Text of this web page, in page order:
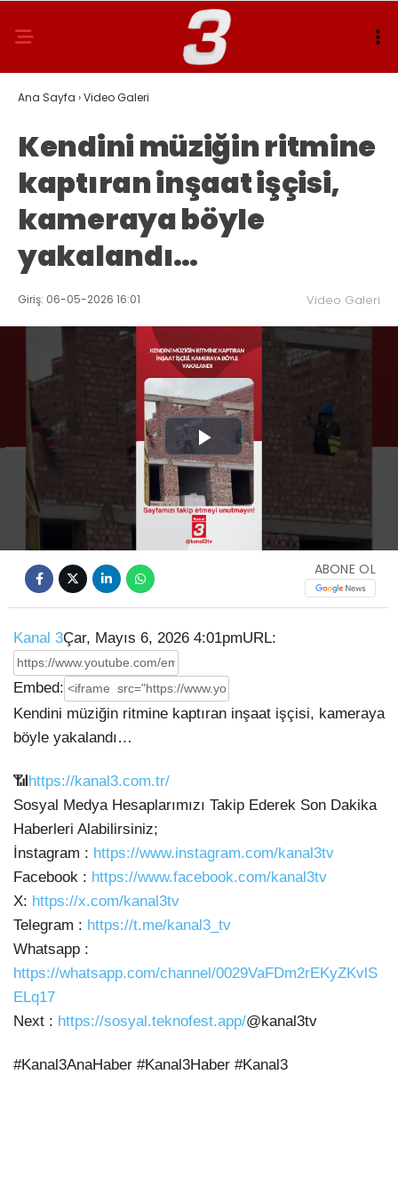
Ana Sayfa ›Video Galeri
Kendini müziğin ritmine
kaptıran inşaat işçisi,
kameraya böyle
yakalandı…
Giriş: 06-05-2026 16:01 Video Galeri
Play
Video
ABONE OL
Kanal 3Çar, Mayıs 6, 2026 4:01pmURL:
Embed:
Kendini müziğin ritmine kaptıran inşaat işçisi, kameraya
böyle yakalandı…
📶https://kanal3.com.tr/
Sosyal Medya Hesaplarımızı Takip Ederek Son Dakika
Haberleri Alabilirsiniz;
İnstagram : https://www.instagram.com/kanal3tv
Facebook : https://www.facebook.com/kanal3tv
X: https://x.com/kanal3tv
Telegram : https://t.me/kanal3_tv
Whatsapp :
https://whatsapp.com/channel/0029VaFDm2rEKyZKvlS
ELq17
Next : https://sosyal.teknofest.app/@kanal3tv
#Kanal3AnaHaber #Kanal3Haber #Kanal3